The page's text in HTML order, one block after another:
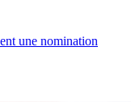
une nomination